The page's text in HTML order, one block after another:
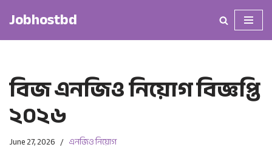
Jobhostbd
বিজ এনজিও নিয়োগ বিজ্ঞপ্তি
২০২৬
June 27, 2026 এনজিও নিয়োগ